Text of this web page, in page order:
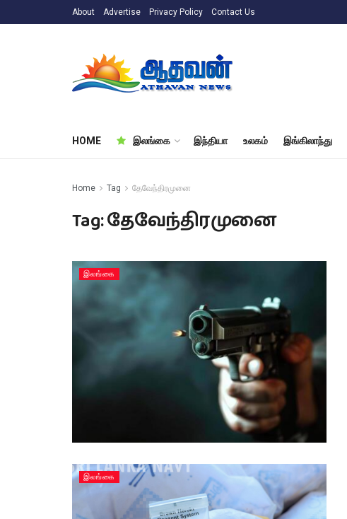
About Advertise Privacy Policy Contact Us
HOME இலங்கை இந்தியா உலகம் இங்கிலாந்து
Home Tag தேவேந்திரமுனை
Tag:தேவேந்திரமுனை
இலங்கை
இலங்கை